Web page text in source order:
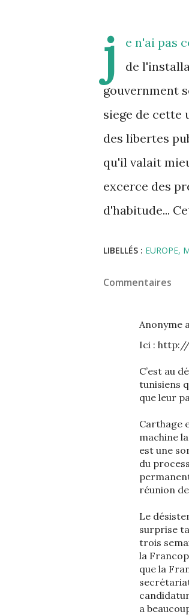
j
e n'ai pas
de
gouvernment
siege de cette
des libertes
qu'il valait
excerce des
d'habitude...
LIBELLÉS : EUROPE
Commentaires
Anonyme
Ici :
C’est au
tunisiens
que leur
Carthage
machine
est une
du
réunion
Le
surprise
trois
la
que la
a